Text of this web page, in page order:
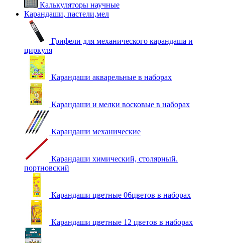
Калькуляторы научные
Карандаши, пастели,мел
Грифели для механического карандаша и
циркуля
Карандаши акварельные в наборах
Карандаши и мелки восковые в наборах
Карандаши механические
Карандаши химический, столярный.
портновский
Карандаши цветные 06цветов в наборах
Карандаши цветные 12 цветов в наборах